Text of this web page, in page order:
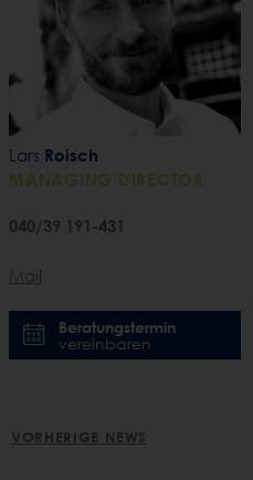
Lars Roisch
MANAGING DIRECTOR
040/39 191-431
Mail
Beratungstermin
vereinbaren
POST
VORHERIGE NEWS